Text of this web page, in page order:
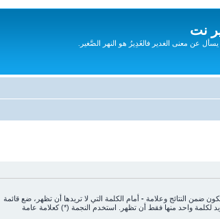
نت
يسأل عن معنى الغدير فالغَدِيرُ هو النهر الصَّغير.
ضمن النتائج وعلامة - أمام الكلمة التي لا تريدها أن تظهر، ضع قائمة
لكلمة واحد منها فقط أن تظهر. استخدم النجمة (*) كعلامة عامة